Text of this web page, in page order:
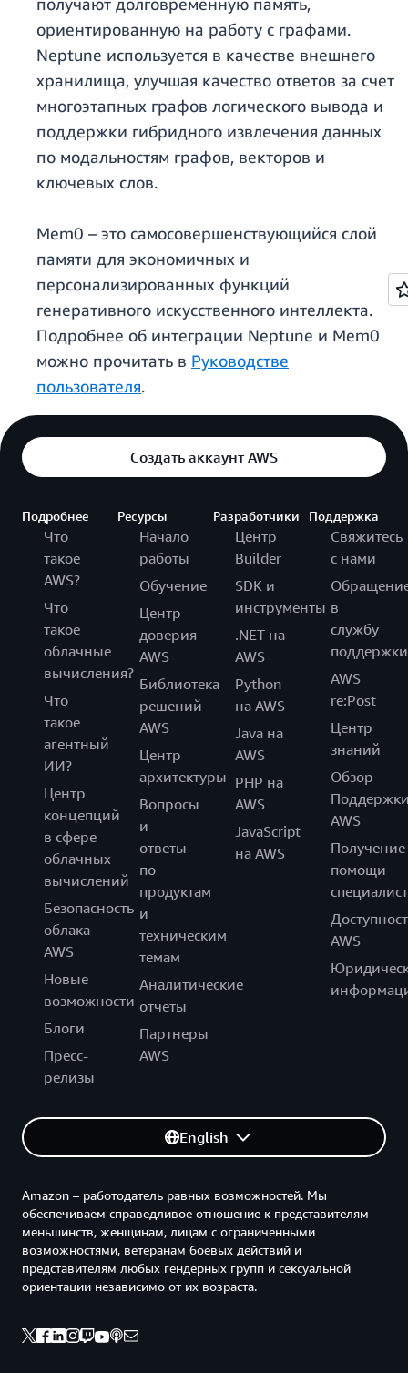
ориентированную на работу с графами.
Neptune используется в качестве внешнего
хранилища, улучшая качество ответов за счет
многоэтапных графов логического вывода и
поддержки гибридного извлечения данных
по модальностям графов, векторов и
ключевых слов.
Mem0 – это самосовершенствующийся слой
памяти для экономичных и
персонализированных функций
генеративного искусственного интеллекта.
Подробнее об интеграции Neptune и Mem0
можно прочитать в Руководстве
пользователя.
Создать аккаунт AWS
Подробнее
Что
такое
AWS?
Что
такое
облачные
вычисления?
Что
такое
агентный
ИИ?
Центр
концепций
в сфере
облачных
вычислений
Безопасность
облака
AWS
Новые
возможности
Блоги
Пресс-
релизы
Ресурсы
Начало
работы
Обучение
Центр
доверия
AWS
Библиотека
решений
AWS
Центр
архитектуры
Вопросы
и
ответы
по
продуктам
и
техническим
темам
Аналитические
отчеты
Партнеры
AWS
Разработчики
Центр
Builder
SDK и
инструменты
.NET на
AWS
Python
на AWS
Java на
AWS
PHP на
AWS
JavaScript
на AWS
Поддержка
Свяжитесь
с нами
в
службу
поддержки
AWS
re:Post
Центр
знаний
Обзор
AWS
Получение
помощи
AWS
English
Amazon – работодатель равных возможностей. Мы
обеспечиваем справедливое отношение к представителям
меньшинств, женщинам, лицам с ограниченными
возможностями, ветеранам боевых действий и
представителям любых гендерных групп и сексуальной
ориентации независимо от их возраста.